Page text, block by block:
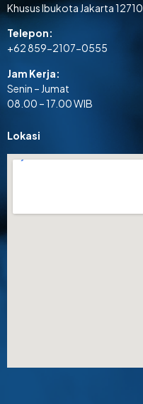
Khusus Ibukota Jakarta 12710
Telepon:
+62 859-2107-0555
Jam Kerja:
Senin – Jumat
08.00 – 17.00 WIB
Lokasi